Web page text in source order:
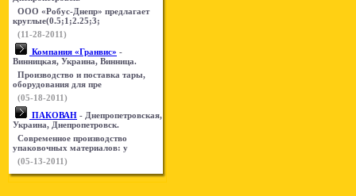
ООО «Робус-Днепр» предлагает
круглые(0.5;1;2.25;3;
(11-28-2011)
Компания «Гранвис» -
Винницкая, Украина, Винница.
Производство и поставка тары,
оборудования для пре
(05-18-2011)
ПАКОВАН - Днепропетровская,
Украина, Днепропетровск.
Современное производство
упаковочных материалов: у
(05-13-2011)